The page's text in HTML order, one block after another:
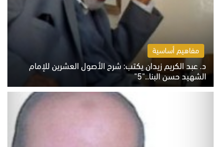
مفاهيم أساسية
د. عبد الكريم زيدان يكتب: شرح الأصول العشرين للإمام
الشهيد حسن البنا.."5"
السبت 8 أغسطس 2026 10:46 ص